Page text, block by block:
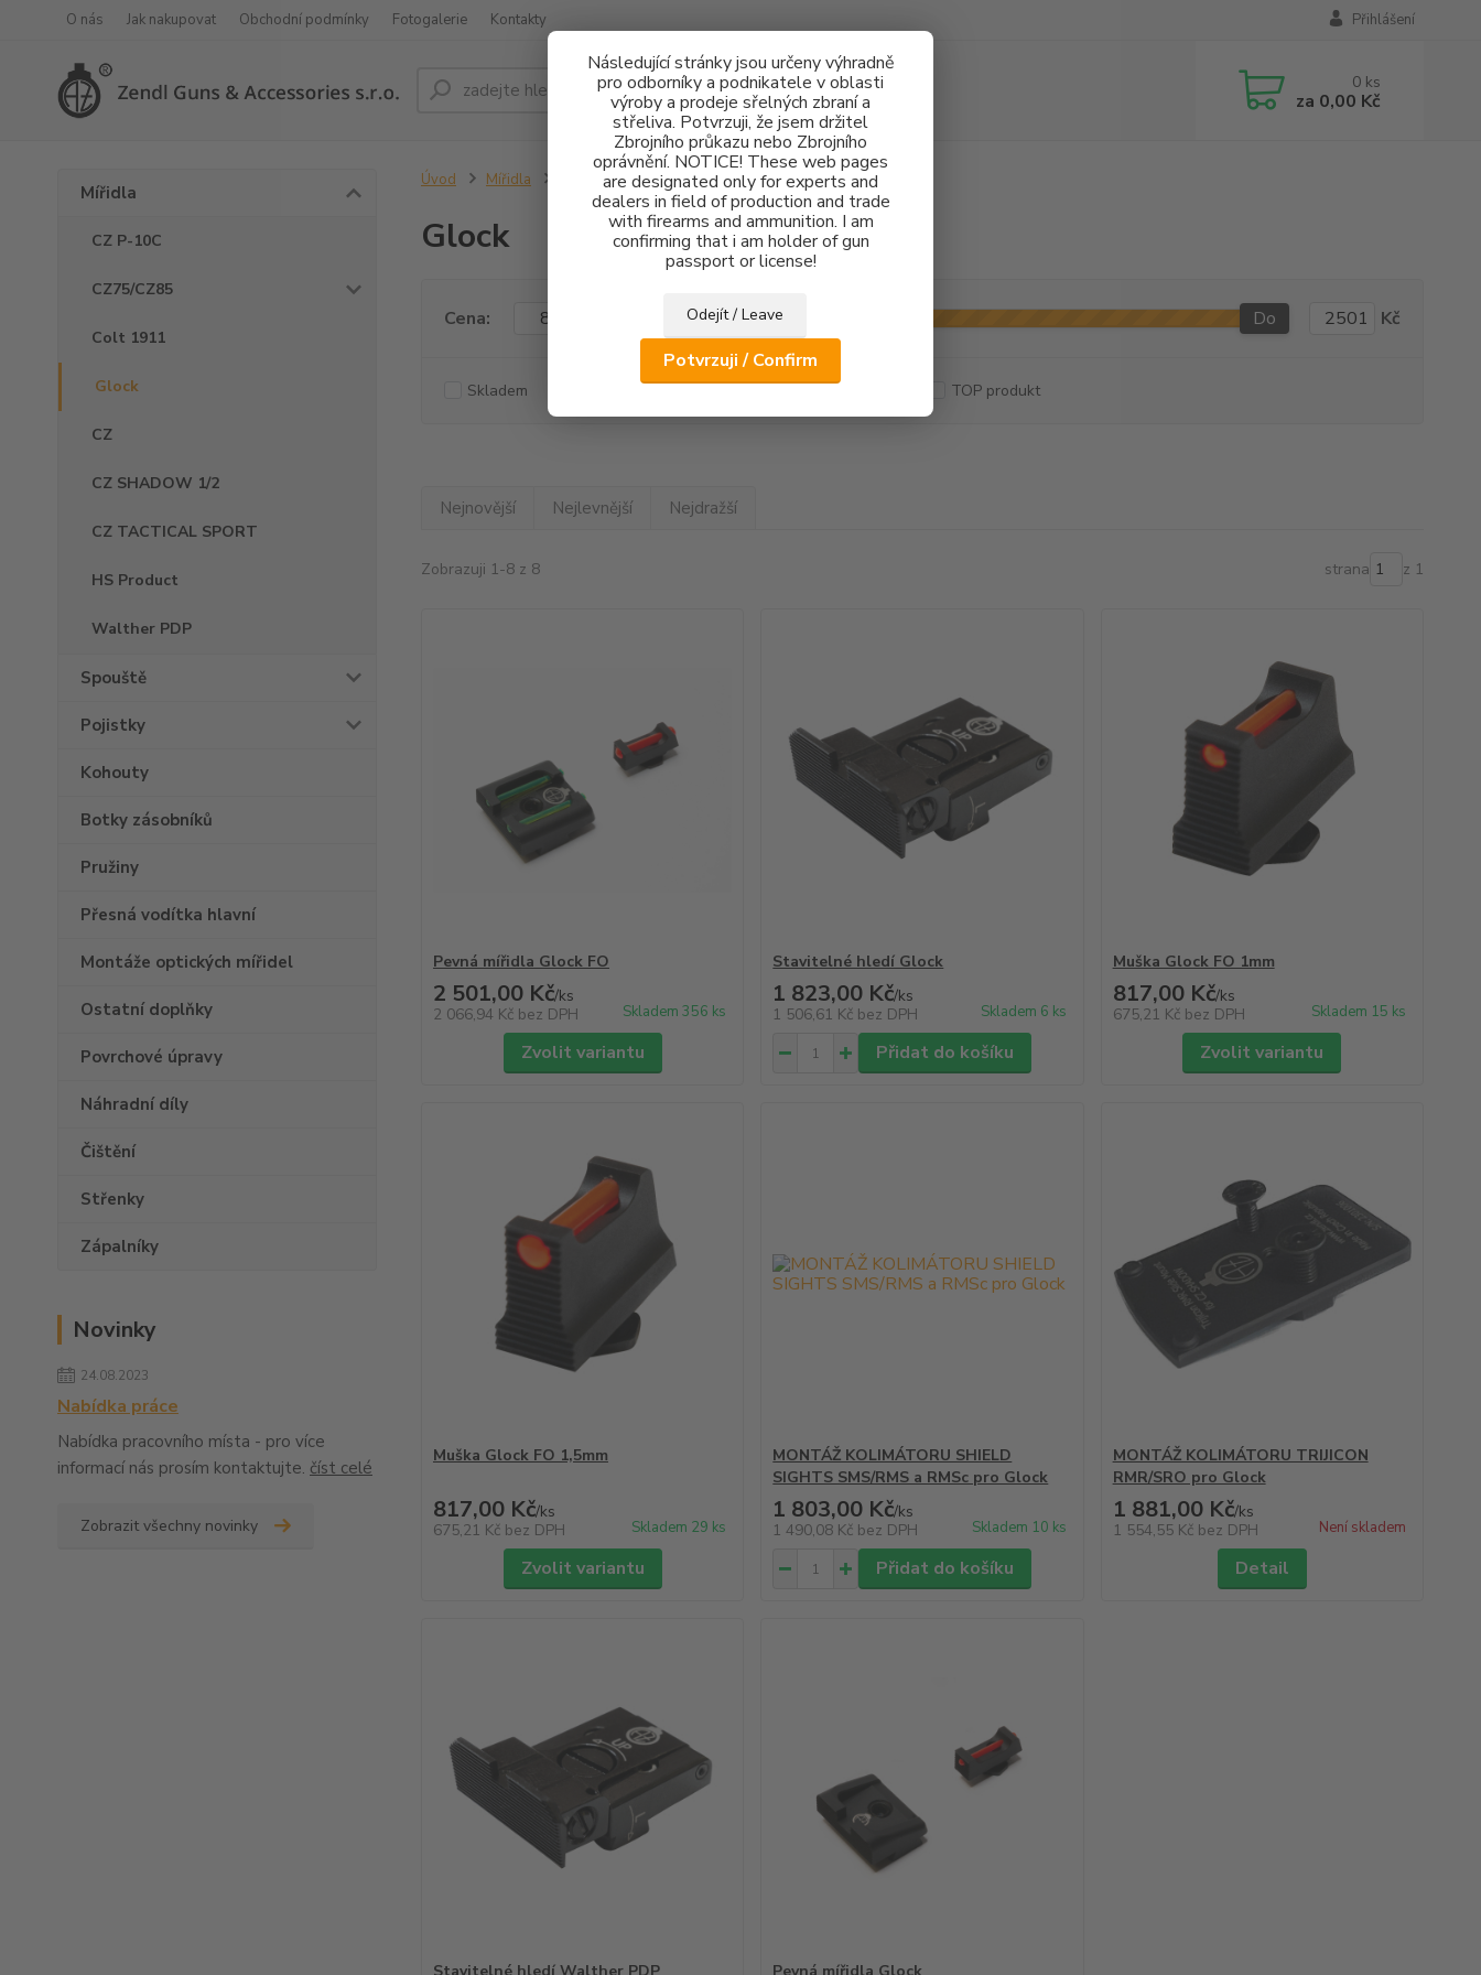
Následující stránky jsou určeny výhradně
pro odborníky a podnikatele v oblasti
výroby a prodeje sřelných zbraní a
střeliva. Potvrzuji, že jsem držitel
Zbrojního průkazu nebo Zbrojního
oprávnění. NOTICE! These web pages
are designated only for experts and
dealers in field of production and trade
with firearms and ammunition. I am
confirming that i am holder of gun
passport or license!
Odejít / Leave
Potvrzuji / Confirm
O nás Jak nakupovat Obchodní podmínky Fotogalerie Kontakty Přihlášení
Hledat 0 ks
za 0,00 Kč
Mířidla
CZ P-10C
CZ75/CZ85
Colt 1911
Glock
CZ
CZ SHADOW 1/2
CZ TACTICAL SPORT
HS Product
Walther PDP
Spouště
Pojistky
Kohouty
Botky zásobníků
Pružiny
Přesná vodítka hlavní
Montáže optických mířidel
Ostatní doplňky
Povrchové úpravy
Náhradní díly
Čištění
Střenky
Zápalníky
Novinky
24.08.2023
Nabídka práce
Nabídka pracovního místa - pro více
informací nás prosím kontaktujte. číst celé
Zobrazit všechny novinky
Úvod Mířidla
Glock
Cena: Do Kč
Skladem Akce Doprava ZDARMA TOP produkt
Nejnovější Nejlevnější Nejdražší
Zobrazuji 1-8 z 8 strana z 1
Pevná mířidla Glock FO
2 501,00 Kč/ks
2 066,94 Kč bez DPH Skladem 356 ks
Zvolit variantu
Stavitelné hledí Glock
1 823,00 Kč/ks
1 506,61 Kč bez DPH Skladem 6 ks
Přidat do košíku
Muška Glock FO 1mm
817,00 Kč/ks
675,21 Kč bez DPH Skladem 15 ks
Zvolit variantu
Muška Glock FO 1,5mm
817,00 Kč/ks
675,21 Kč bez DPH Skladem 29 ks
Zvolit variantu
MONTÁŽ KOLIMÁTORU SHIELD
SIGHTS SMS/RMS a RMSc pro Glock
1 803,00 Kč/ks
1 490,08 Kč bez DPH Skladem 10 ks
Přidat do košíku
MONTÁŽ KOLIMÁTORU TRIJICON
RMR/SRO pro Glock
1 881,00 Kč/ks
1 554,55 Kč bez DPH Není skladem
Detail